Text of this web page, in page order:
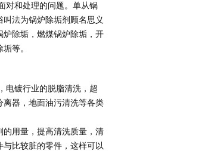
对和处理的问题。单从锅
法为锅炉除垢剂顾名思义
除垢，燃煤锅炉除垢，开
等。
电镀行业的脱脂清洗，超
器，地面油污清洗等各类
的用量，提高清洗质量，清
比较脏的零件，这样可以